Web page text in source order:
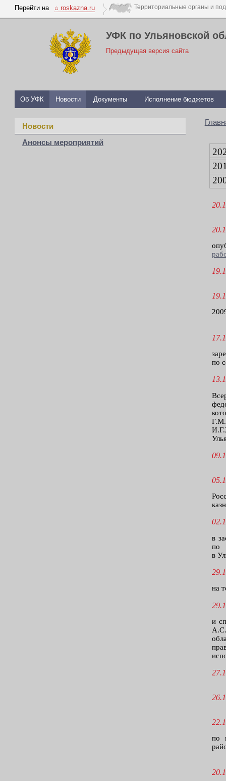
Перейти на ⌂ roskazna.ru
УФК по Ульяновской
Предыдущая версия сайта
Об УФК Новости Документы Исполнение бюджетов
Новости
Анонсы мероприятий
по
в
по
в
на
и
по